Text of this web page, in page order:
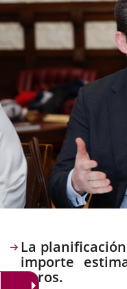
Descripción
La
importe
euros.